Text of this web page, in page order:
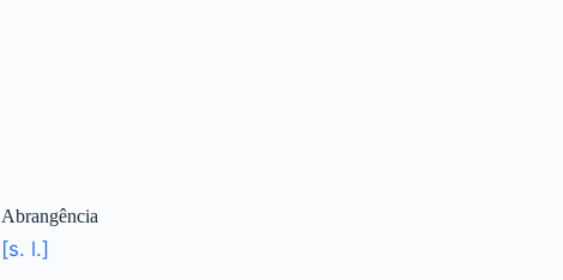
Abrangência
[s. l.]